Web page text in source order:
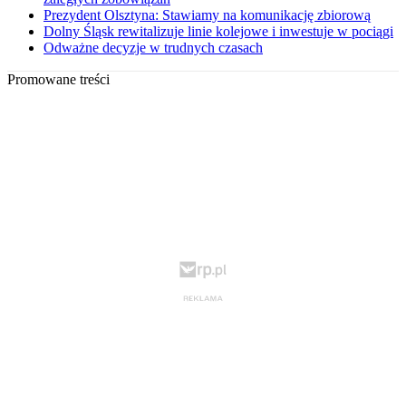
Prezydent Olsztyna: Stawiamy na komunikację zbiorową
Dolny Śląsk rewitalizuje linie kolejowe i inwestuje w pociągi
Odważne decyzje w trudnych czasach
Promowane treści